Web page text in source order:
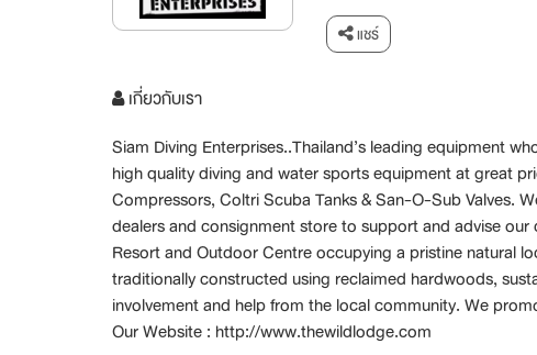
แชร์
เกี่ยวกับเรา
Siam Diving Enterprises..Thailand’s leading equipment
high quality diving and water sports equipment at great
Compressors, Coltri Scuba Tanks & San-O-Sub Valves.
dealers and consignment store to support and advise
Resort and Outdoor Centre occupying a pristine natural
traditionally constructed using reclaimed hardwoods,
involvement and help from the local community. We
Our Website : http://www.thewildlodge.com